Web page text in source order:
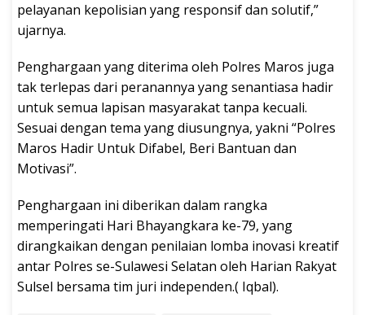
pelayanan kepolisian yang responsif dan solutif,”
ujarnya.
Penghargaan yang diterima oleh Polres Maros juga
tak terlepas dari peranannya yang senantiasa hadir
untuk semua lapisan masyarakat tanpa kecuali.
Sesuai dengan tema yang diusungnya, yakni “Polres
Maros Hadir Untuk Difabel, Beri Bantuan dan
Motivasi”.
Penghargaan ini diberikan dalam rangka
memperingati Hari Bhayangkara ke-79, yang
dirangkaikan dengan penilaian lomba inovasi kreatif
antar Polres se-Sulawesi Selatan oleh Harian Rakyat
Sulsel bersama tim juri independen.( Iqbal).